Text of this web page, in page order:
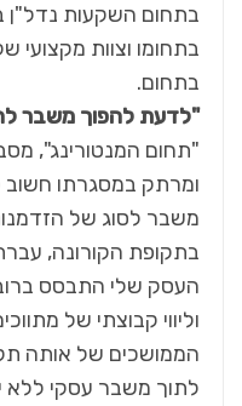
בתחום השקעות נדל"ן
בתחומו וצוות מקצועי
בתחום.
"לדעת להפוך משבר
"תחום המנטורינג",
ומרתק במסגרתו
משבר לסוג של
בתקופת הקורונה,
העסק שלי התבסס
וליווי קבוצתי של
הממושכים של אותה
לתוך משבר עסקי ללא